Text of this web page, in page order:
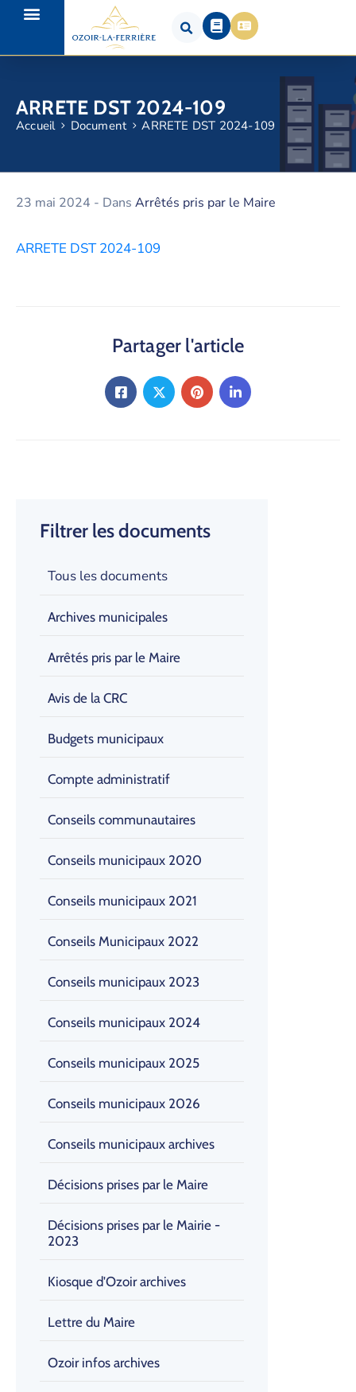
ARRETE DST 2024-109
Accueil Document ARRETE DST 2024-109
Filtrer les documents
Tous les documents
Archives municipales
Arrêtés pris par le Maire
Avis de la CRC
Budgets municipaux
Compte administratif
Conseils communautaires
Conseils municipaux 2020
Conseils municipaux 2021
Conseils Municipaux 2022
Conseils municipaux 2023
Conseils municipaux 2024
Conseils municipaux 2025
Conseils municipaux 2026
Conseils municipaux archives
Décisions prises par le Maire
Décisions prises par le Mairie -
2023
Kiosque d'Ozoir archives
Lettre du Maire
Ozoir infos archives
23 mai 2024 - Dans Arrêtés pris par le Maire
ARRETE DST 2024-109
Partager l'article